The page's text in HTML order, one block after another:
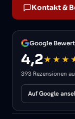
Kontakt &
Google
4,2
393 Rezensionen
Auf Google